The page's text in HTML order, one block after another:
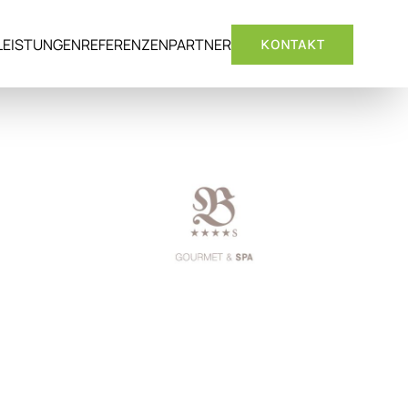
REFERENZENPARTNER KONTAKT